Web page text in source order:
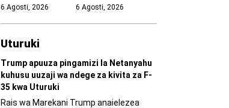
6 Agosti, 2026 6 Agosti, 2026
Uturuki
Trump apuuza pingamizi la Netanyahu
kuhusu uuzaji wa ndege za kivita za F-
35 kwa Uturuki
Rais wa Marekani Trump anaielezea